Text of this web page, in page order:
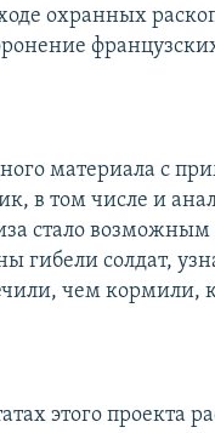
охранных
материала с
в том числе и
стало возможным
гибели солдат,
чем кормили,
этого проекта